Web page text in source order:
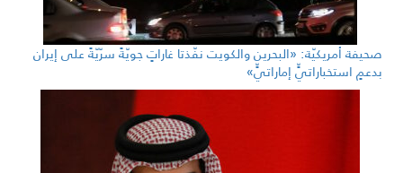
صحيفة أمريكيّة: «البحرين والكويت نفّذتا غاراتٍ جويّةً سرّيّةً على إيران
بدعمٍ استخباراتيٍّ إماراتيٍّ»